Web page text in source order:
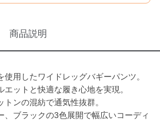
商品説明
用したワイドレッグバギーパンツ。
ットと快適な履き心地を実現。
ンの混紡で通気性抜群。
、ブラックの3色展開で幅広いコーディ